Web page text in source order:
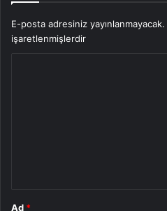
E-posta adresiniz yayınlanmayacak.
işaretlenmişlerdir
Ad *